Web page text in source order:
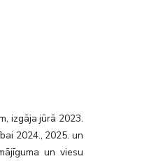
izgāja jūrā 2023.
2024., 2025. un
un viesu